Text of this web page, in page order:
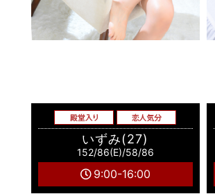
いずみ(27)
152/86(E)/58/86
9:00-16:00